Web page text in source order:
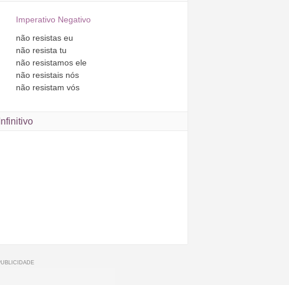
Imperativo Negativo
nãoresistas eu
nãoresista tu
nãoresistamos ele
nãoresistais nós
nãoresistam vós
Infinitivo